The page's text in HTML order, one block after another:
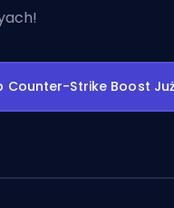
Counter-Strike Boost